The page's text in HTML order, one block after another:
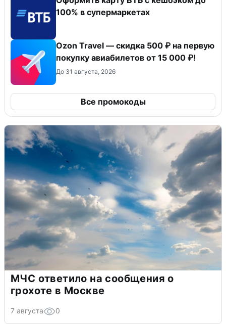
100% в супермаркетах
Ozon Travel — скидка 500 ₽ на первую
покупку авиабилетов от 15 000 ₽!
До 31 августа, 2026
Все промокоды
МЧС ответило на сообщения о
грохоте в Москве
7 августа 0